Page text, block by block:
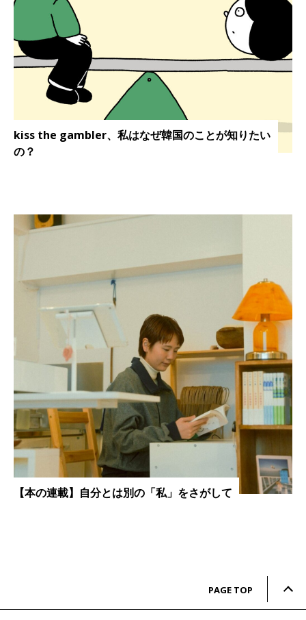
kiss the gambler、私はなぜ韓国のことが知りたい
の？
【本の連載】自分とは別の「私」をさがして
PAGE TOP